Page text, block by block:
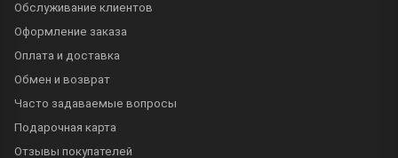
Обслуживание клиентов
Оформление заказа
Оплата и доставка
Обмен и возврат
Часто задаваемые вопросы
Подарочная карта
Отзывы покупателей